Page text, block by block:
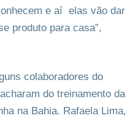
e aí elas vão dar
produto para casa”,
colaboradores do
do treinamento da
na Bahia. Rafaela Lima,